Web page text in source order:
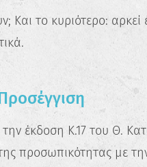
το κυριότερο: αρκεί
έκδοση Κ.17 του Θ.
προσωπικότητας με